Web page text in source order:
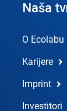
Naša
O Ecolabu
Karijere
Imprint
Investitori